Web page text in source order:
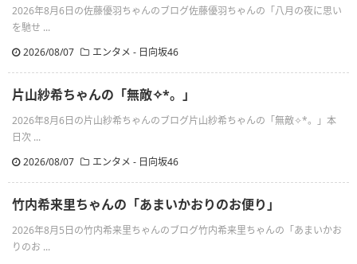
2026年8月6日の佐藤優羽ちゃんのブログ佐藤優羽ちゃんの「八月の夜に思い
を馳せ ...
2026/08/07
エンタメ - 日向坂46
片山紗希ちゃんの「無敵✧︎*。」
2026年8月6日の片山紗希ちゃんのブログ片山紗希ちゃんの「無敵✧︎*。」本
日次 ...
2026/08/07
エンタメ - 日向坂46
竹内希来里ちゃんの「あまいかおりのお便り」
2026年8月5日の竹内希来里ちゃんのブログ竹内希来里ちゃんの「あまいかお
りのお ...